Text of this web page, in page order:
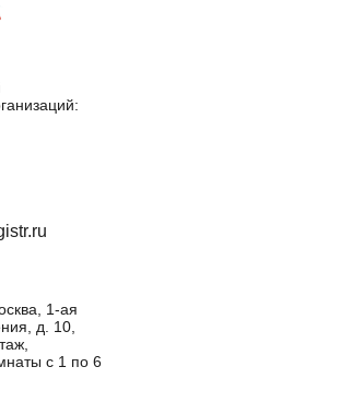
1-ая
д. 10,
с 1 по 6